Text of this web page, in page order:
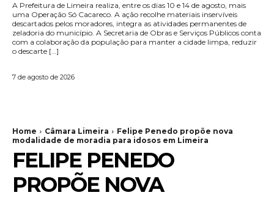
A Prefeitura de Limeira realiza, entre os dias 10 e 14 de agosto, mais
uma Operação Só Cacareco. A ação recolhe materiais inservíveis
descartados pelos moradores, integra as atividades permanentes de
zeladoria do município. A Secretaria de Obras e Serviços Públicos conta
com a colaboração da população para manter a cidade limpa, reduzir
o descarte […]
7 de agosto de 2026